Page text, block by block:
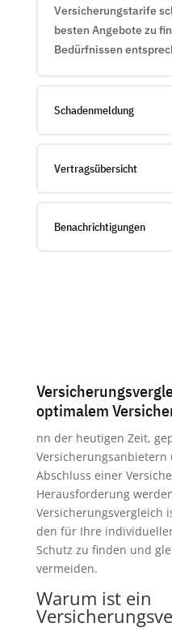
Versicherungstarife
besten Angebote zu
Bedürfnissen
Schadenmeldung
Vertragsübersicht
Benachrichtigungen
optimalem
nn der heutigen Zeit,
Abschluss einer
Herausforderung
Versicherungsvergleich
den für Ihre
Schutz zu finden und
vermeiden.
Warum ist ein